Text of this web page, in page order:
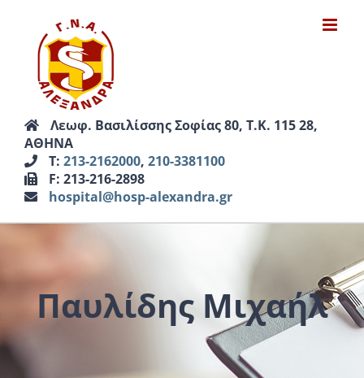
περιεχόμενο
Λεωφ. Βασιλίσσης Σοφίας 80, Τ.Κ. 115 28,
ΑΘΗΝΑ
Τ: 213-2162000, 210-3381100
F: 213-216-2898
hospital@hosp-alexandra.gr
Παυλίδης Μιχαήλ